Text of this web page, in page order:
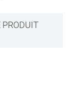
PRODUIT